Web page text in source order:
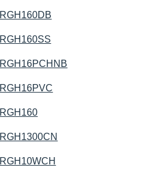
RGH160DB
RGH160SS
RGH16PCHNB
RGH16PVC
RGH160
RGH1300CN
RGH10WCH